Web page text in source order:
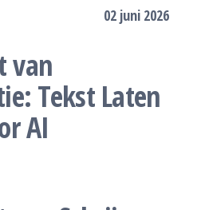
02 juni 2026
van
Tekst Laten
AI